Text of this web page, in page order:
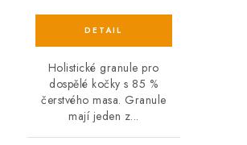
Holistické granule pro
dospělé kočky s 85 %
čerstvého masa. Granule
mají jeden z...